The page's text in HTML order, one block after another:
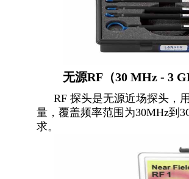
无源RF（30 MHz - 3
RF 探头是无源近场探头，
量，覆盖频率范围为30MHz到
求。